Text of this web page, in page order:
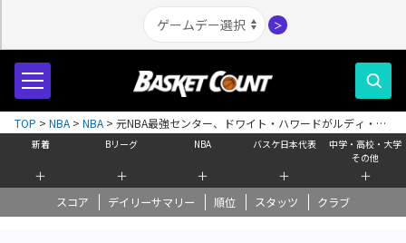
＞
新着
＋
Bリーグ
＋
NBA
＋
バスケ日本代表
＋
中学・高校・大学
その他
＋
スコア デイリーサマリー 順位 スタッツ クラブ
TOP > NBA > NBA > 元NBA最強センター、ドワイト・ハワードがルディ・ゴ
ベアを痛烈批判「彼が最優秀守備選手賞を受賞したのは納得できない」